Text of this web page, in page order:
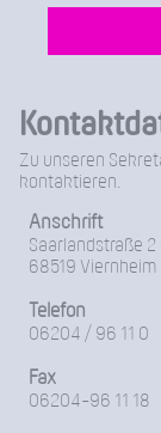
Zu unseren
kontaktieren.
Anschrift
Saarlandstraße 2
68519 Viernheim
Telefon
06204 / 96 11 0
Fax
06204-96 11 18